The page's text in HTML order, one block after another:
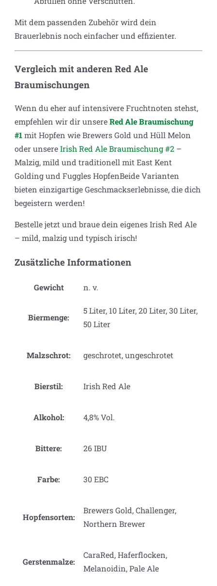
Mit dem passenden Zubehör wird dein
Brauerlebnis noch einfacher und effizienter.
Vergleich mit anderen Red Ale
Braumischungen
Wenn du eher auf intensivere Fruchtnoten stehst,
empfehlen wir dir unsereRed Ale Braumischung
#1mit Hopfen wie Brewers Gold und Hüll Melon
oder unsereIrish Red Ale Braumischung #2 –
Malzig, mild und traditionell mit East Kent
Golding und Fuggles HopfenBeide Varianten
bieten einzigartige Geschmackserlebnisse, die dich
begeistern werden!
Bestelle jetzt und braue dein eigenes Irish Red Ale
– mild, malzig und typisch irisch!
Zusätzliche Informationen
Gewicht n. v.
Biermenge:
5 Liter, 10 Liter, 20 Liter, 30 Liter,
50 Liter
Malzschrot: geschrotet, ungeschrotet
Bierstil: Irish Red Ale
Alkohol: 4,8% Vol.
Bittere: 26 IBU
Farbe: 30 EBC
Hopfensorten:
Brewers Gold, Challenger,
Northern Brewer
Gerstenmalze:
CaraRed, Haferflocken,
Melanoidin, Pale Ale